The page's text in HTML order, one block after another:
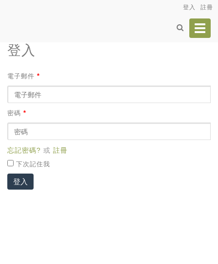
登入 註冊
登入
電子郵件 *
密碼 *
忘記密碼? 或 註冊
下次記住我
登入